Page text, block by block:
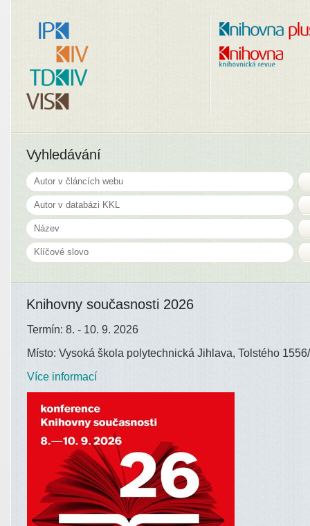
Vyhledávání
Knihovny současnosti 2026
Termín: 8. - 10. 9. 2026
Místo: Vysoká škola polytechnická Jihlava, Tolstého
Více informací